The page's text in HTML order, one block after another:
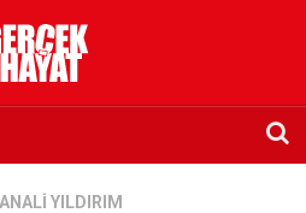
YILDIRIM